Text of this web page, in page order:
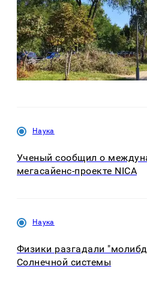
Наука
Ученый сообщил о
мегасайенс-проекте NICA
Наука
Физики разгадали
Солнечной системы